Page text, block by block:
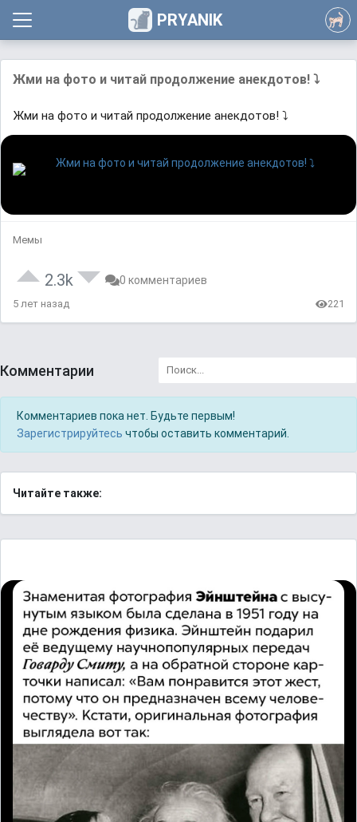
PRYANIK
Жми на фото и читай продолжение анекдотов! ⤵
Жми на фото и читай продолжение анекдотов! ⤵
Мемы
2.3k 0 комментариев
5 лет назад 221
Комментарии
Комментариев пока нет. Будьте первым!
Зарегистрируйтесь чтобы оставить комментарий.
Читайте также: